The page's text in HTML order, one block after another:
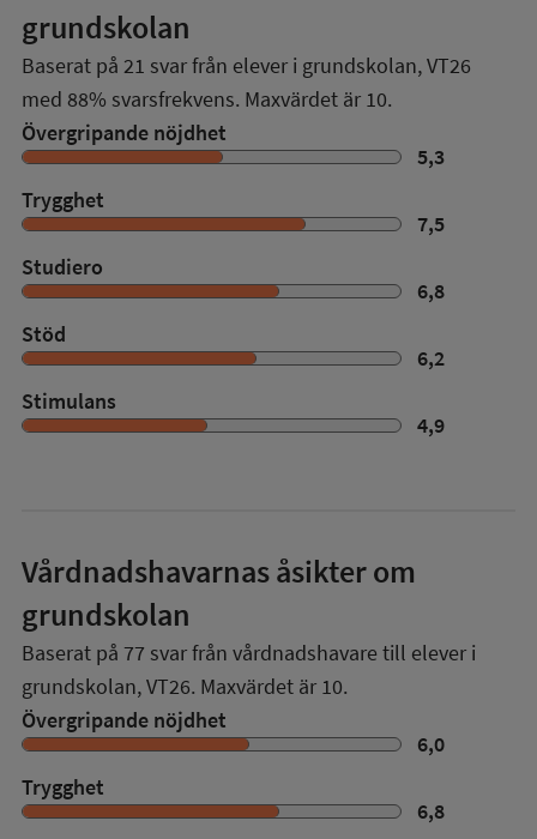
grundskolan
Baserat på 21 svar från elever i grundskolan,VT26
med 88% svarsfrekvens. Maxvärdet är 10.
Övergripande nöjdhet
5,3
Trygghet
7,5
Studiero
6,8
Stöd
6,2
Stimulans
4,9
Vårdnadshavarnas åsikter om
grundskolan
Baserat på 77 svar från vårdnadshavare till elever i
grundskolan,VT26. Maxvärdet är 10.
Övergripande nöjdhet
6,0
Trygghet
6,8